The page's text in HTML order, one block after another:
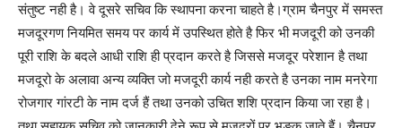
संतुष्ट नही है। वे दूसरे सचिव कि स्थापना करना चाहते है।ग्राम चैनपुर में समस्त
मजदूरगण नियमित समय पर कार्य में उपस्थित होते है फिर भी मजदूरी को उनकी
पूरी राशि के बदले आधी राशि ही प्रदान करते है जिससे मजदूर परेशान है तथा
मजदूरो के अलावा अन्य व्यक्ति जो मजदूरी कार्य नही करते है उनका नाम मनरेगा
रोजगार गांरटी के नाम दर्ज हैं तथा उनको उचित शशि प्रदान किया जा रहा है।